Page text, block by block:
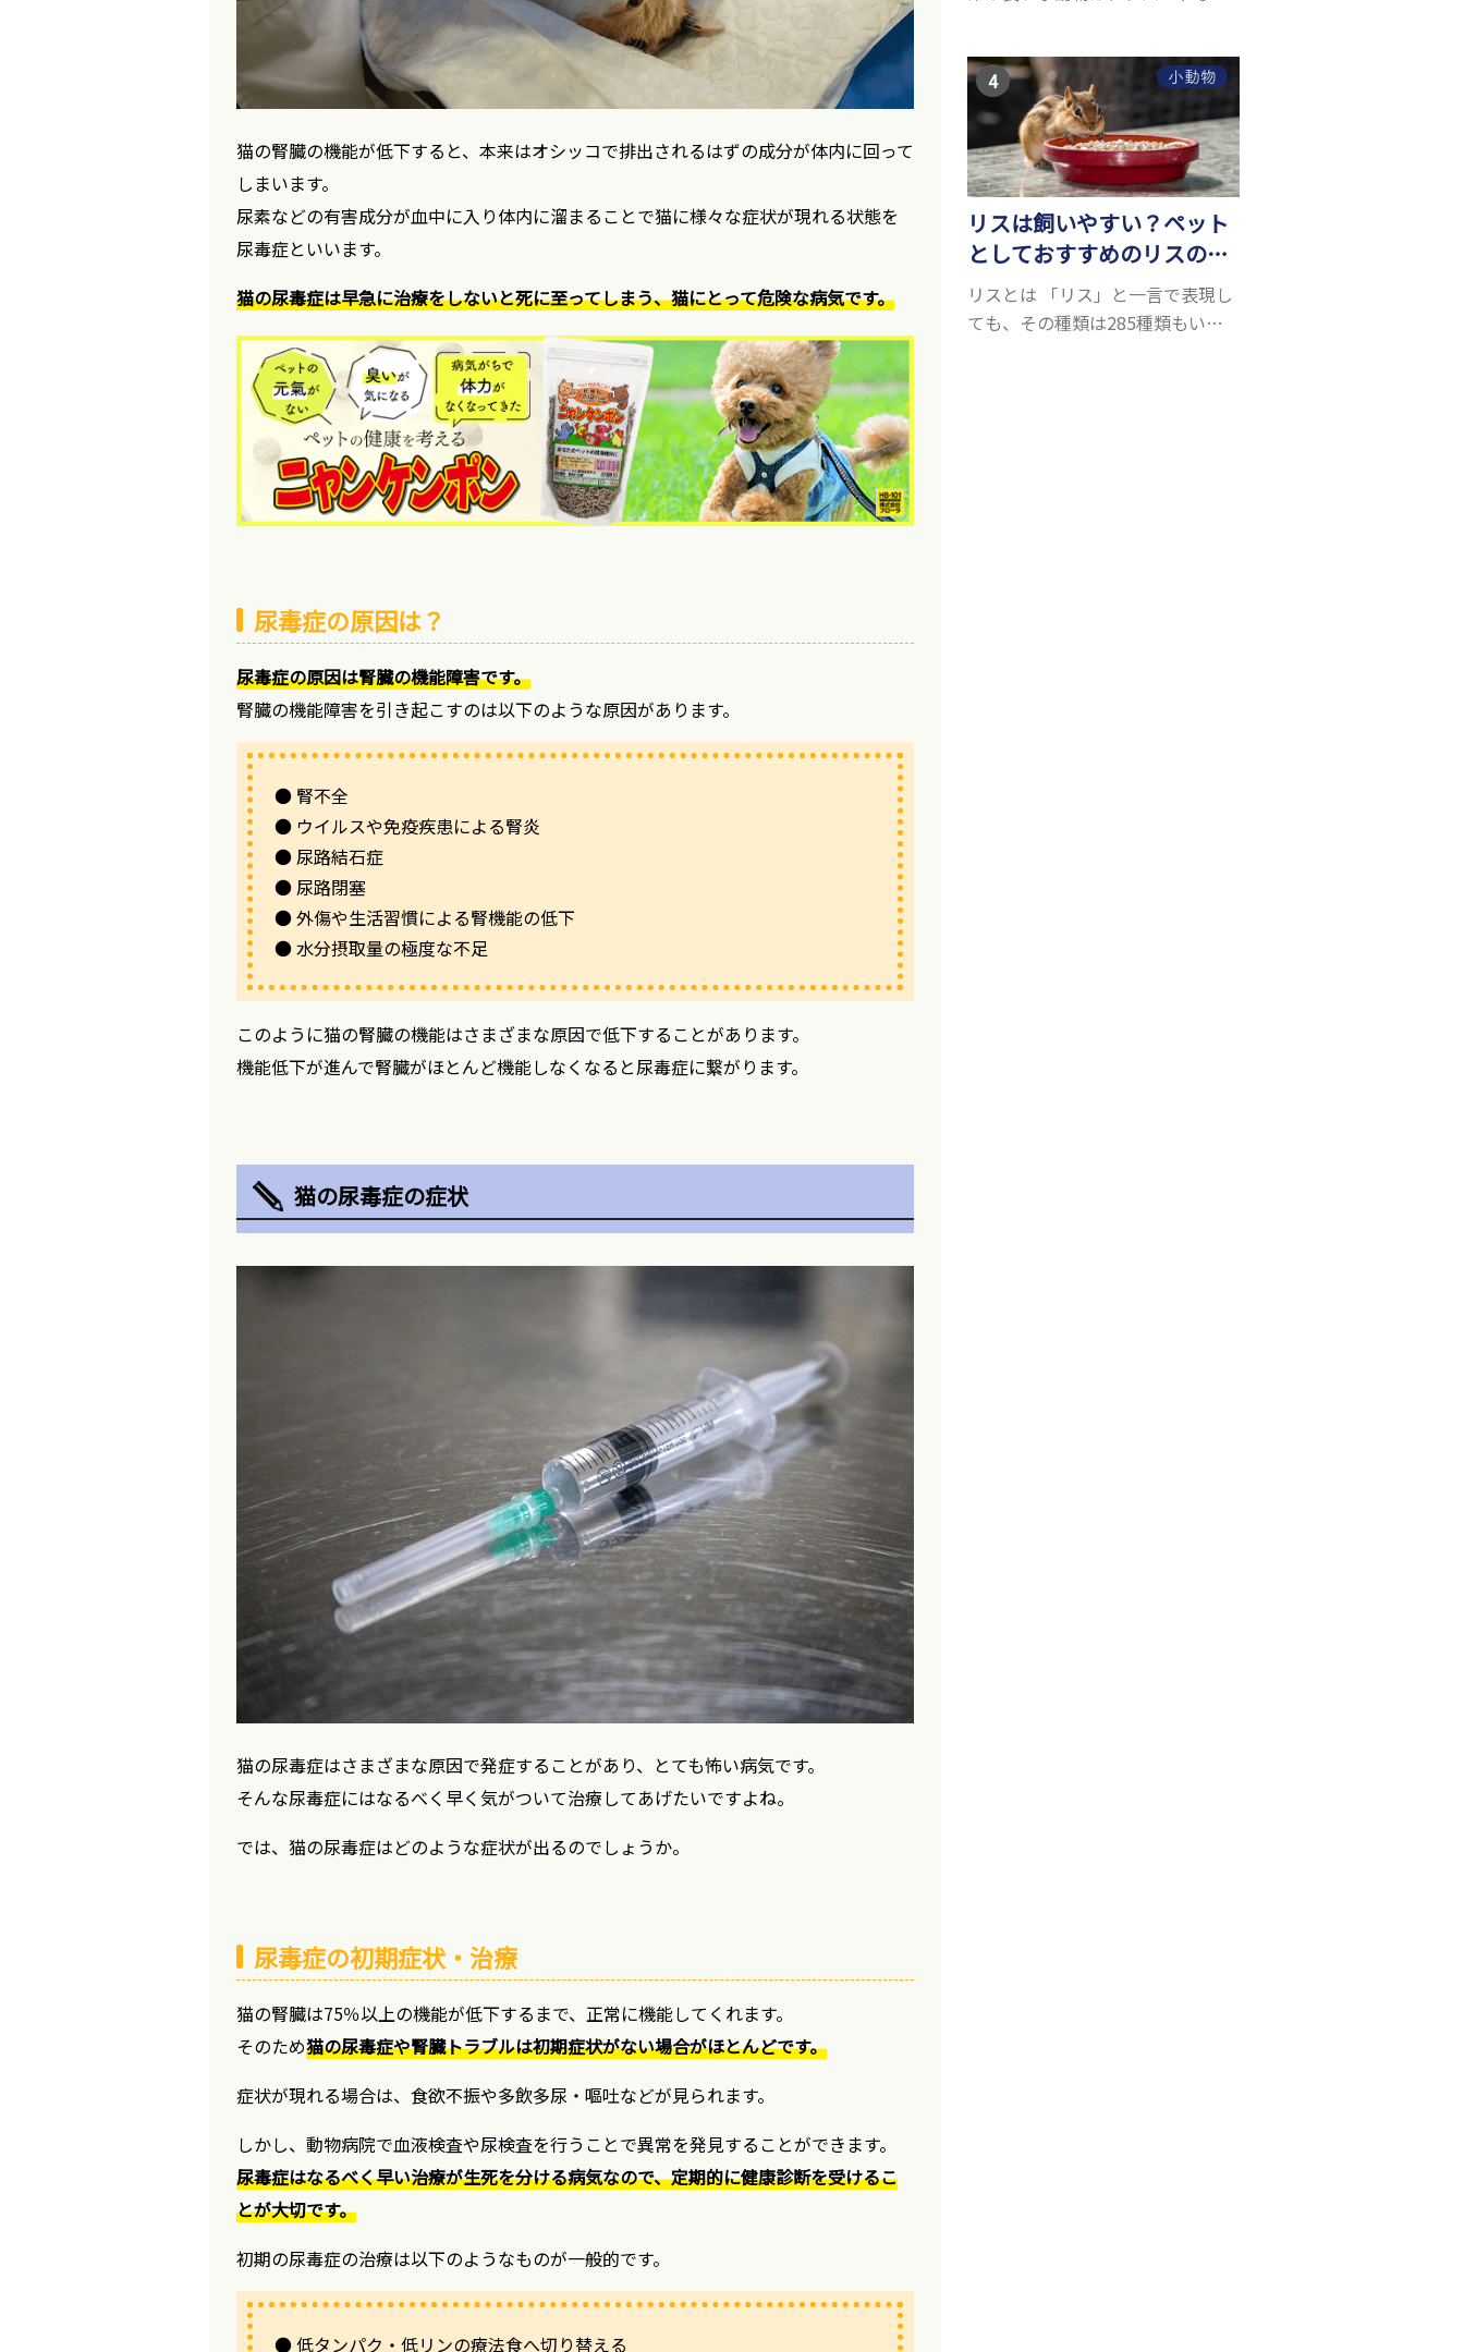
猫の腎臓の機能が低下すると、本来はオシッコで排出されるはずの成分が体内に回って
しまいます。
尿素などの有害成分が血中に入り体内に溜まることで猫に様々な症状が現れる状態を
尿毒症といいます。
猫の尿毒症は早急に治療をしないと死に至ってしまう、猫にとって危険な病気です。
尿毒症の原因は？
尿毒症の原因は腎臓の機能障害です。
腎臓の機能障害を引き起こすのは以下のような原因があります。
● 腎不全
● ウイルスや免疫疾患による腎炎
● 尿路結石症
● 尿路閉塞
● 外傷や生活習慣による腎機能の低下
● 水分摂取量の極度な不足
このように猫の腎臓の機能はさまざまな原因で低下することがあります。
機能低下が進んで腎臓がほとんど機能しなくなると尿毒症に繋がります。
猫の尿毒症の症状
猫の尿毒症はさまざまな原因で発症することがあり、とても怖い病気です。
そんな尿毒症にはなるべく早く気がついて治療してあげたいですよね。
では、猫の尿毒症はどのような症状が出るのでしょうか。
尿毒症の初期症状・治療
猫の腎臓は75％以上の機能が低下するまで、正常に機能してくれます。
そのため猫の尿毒症や腎臓トラブルは初期症状がない場合がほとんどです。
症状が現れる場合は、食欲不振や多飲多尿・嘔吐などが見られます。
しかし、動物病院で血液検査や尿検査を行うことで異常を発見することができます。
尿毒症はなるべく早い治療が生死を分ける病気なので、定期的に健康診断を受けるこ
とが大切です。
初期の尿毒症の治療は以下のようなものが一般的です。
● 低タンパク・低リンの療法食へ切り替える
気が高いです。 以下では寿命が長
い小動物6選を紹介！種類ごとに特
徴や飼育のポイ...
小動物
リスは飼いやすい？ペット
としておすすめのリスの種
類5選
リスとは 「リス」と一言で表現し
ても、その種類は285種類もいる